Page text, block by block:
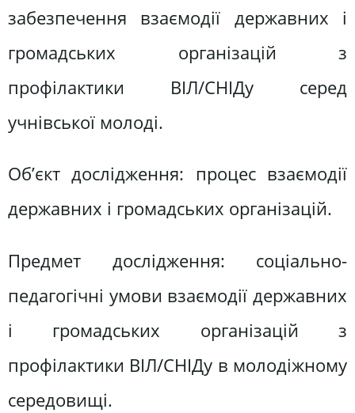
забезпечення взаємодії державних і
громадських організацій з
профілактики ВІЛ/СНІДу серед
учнівської молоді.
Об’єкт дослідження: процес взаємодії
державних і громадських організацій.
Предмет дослідження: соціально-
педагогічні умови взаємодії державних
і громадських організацій з
профілактики ВІЛ/СНІДу в молодіжному
середовищі.